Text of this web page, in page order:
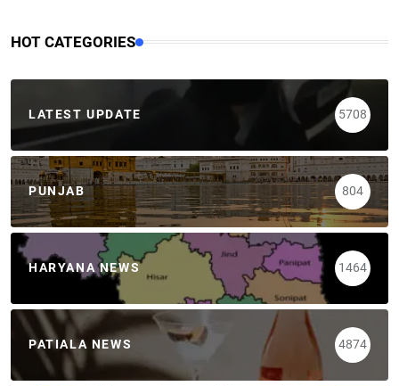
HOT CATEGORIES
LATEST UPDATE 5708
PUNJAB 804
HARYANA NEWS 1464
PATIALA NEWS 4874